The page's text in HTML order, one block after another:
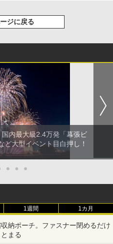
ジに戻る
内最大級2.4万発「幕張ビ
ど大型イベント目白押し！
● ● ●
1週間 1カ月
納ポーチ。ファスナー閉めるだけ
まる